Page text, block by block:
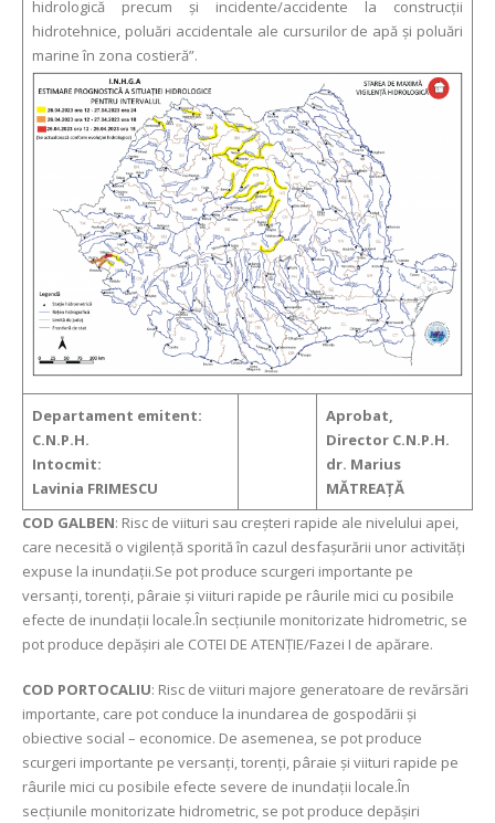
hidrologică precum și incidente/accidente la construcții
hidrotehnice, poluări accidentale ale cursurilor de apă și poluări
marine în zona costieră”.
Departament emitent:
C.N.P.H.
Intocmit:
Lavinia FRIMESCU
Aprobat,
Director C.N.P.H.
dr. Marius
MĂTREAŢĂ
COD GALBEN: Risc de viituri sau creşteri rapide ale nivelului apei,
care necesită o vigilență sporită în cazul desfașurării unor activități
expuse la inundații.Se pot produce scurgeri importante pe
versanți, torenți, pâraie și viituri rapide pe râurile mici cu posibile
efecte de inundații locale.În secțiunile monitorizate hidrometric, se
pot produce depășiri ale COTEI DE ATENȚIE/Fazei I de apărare.
COD PORTOCALIU: Risc de viituri majore generatoare de revărsări
importante, care pot conduce la inundarea de gospodării şi
obiective social – economice. De asemenea, se pot produce
scurgeri importante pe versanți, torenți, pâraie și viituri rapide pe
râurile mici cu posibile efecte severe de inundații locale.În
secțiunile monitorizate hidrometric, se pot produce depășiri